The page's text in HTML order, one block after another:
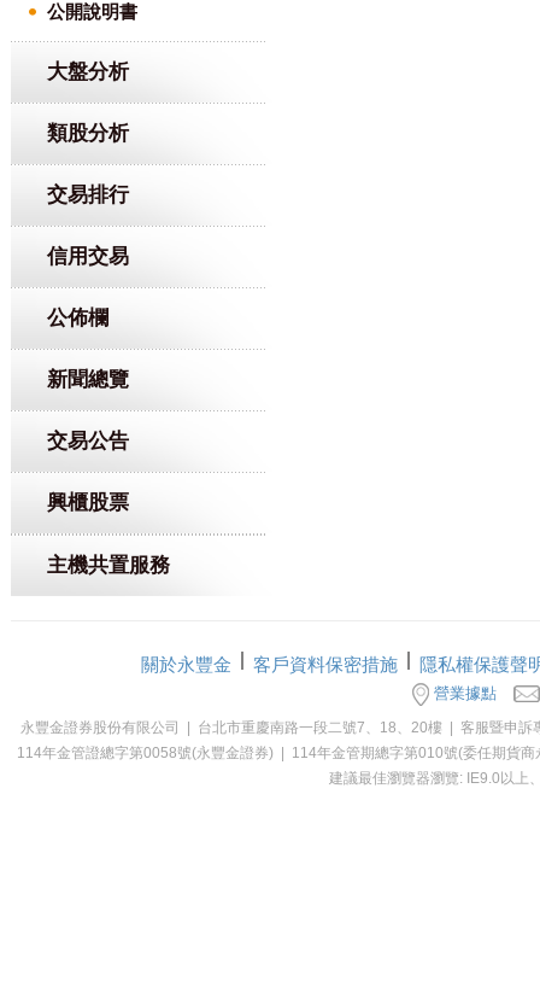
公開說明書
大盤分析
類股分析
交易排行
信用交易
公佈欄
新聞總覽
交易公告
興櫃股票
主機共置服務
關於永豐金 客戶資料保密措施 隱私權保護聲
營業據點
永豐金證券股份有限公司 | 台北市重慶南路一段二號7、18、20樓 | 客服暨申
114年金管證總字第0058號(永豐金證券) | 114年金管期總字第010號(委任期貨
建議最佳瀏覽器瀏覽: IE9.0以上